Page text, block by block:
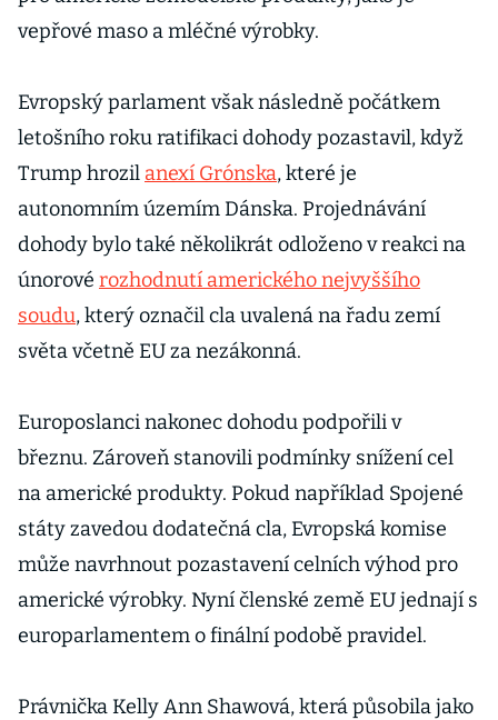
vepřové maso a mléčné výrobky.
Evropský parlament však následně počátkem
letošního roku ratifikaci dohody pozastavil, když
Trump hrozil anexí Grónska, které je
autonomním územím Dánska. Projednávání
dohody bylo také několikrát odloženo v reakci na
únorové rozhodnutí amerického nejvyššího
soudu, který označil cla uvalená na řadu zemí
světa včetně EU za nezákonná.
Europoslanci nakonec dohodu podpořili v
březnu. Zároveň stanovili podmínky snížení cel
na americké produkty. Pokud například Spojené
státy zavedou dodatečná cla, Evropská komise
může navrhnout pozastavení celních výhod pro
americké výrobky. Nyní členské země EU jednají s
europarlamentem o finální podobě pravidel.
Právnička Kelly Ann Shawová, která působila jako